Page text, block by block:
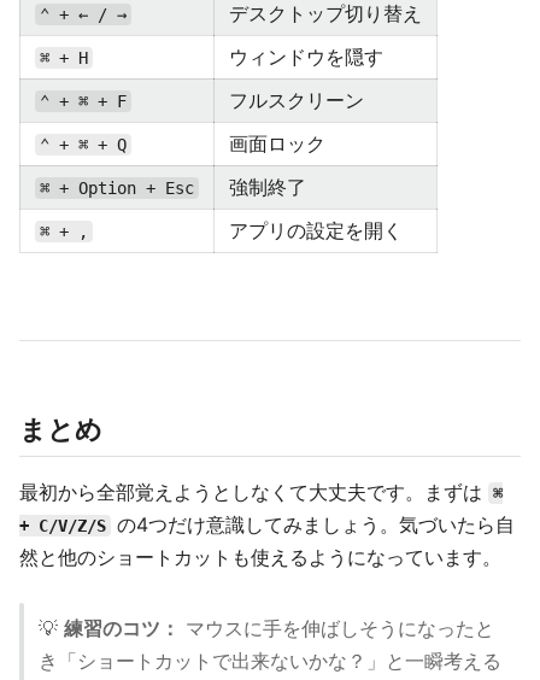
⌃ + ← / → デスクトップ切り替え
⌘ + H ウィンドウを隠す
⌃ + ⌘ + F フルスクリーン
⌃ + ⌘ + Q 画面ロック
⌘ + Option + Esc 強制終了
⌘ + , アプリの設定を開く
まとめ
最初から全部覚えようとしなくて大丈夫です。まずは
⌘
+ C/V/Z/S の4つだけ意識してみましょう。気づいたら自
然と他のショートカットも使えるようになっています。
💡 練習のコツ： マウスに手を伸ばしそうになったと
き「ショートカットで出来ないかな？」と一瞬考える